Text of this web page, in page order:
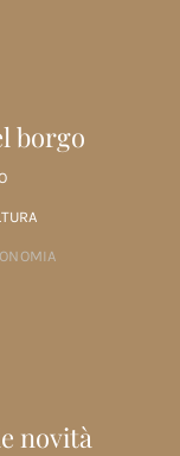
borgo
novità